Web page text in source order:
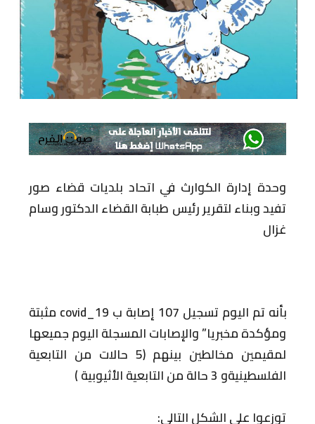
وحدة إدارة الكوارث في اتحاد بلديات قضاء صور
تفيد وبناء لتقرير رئيس طبابة القضاء الدكتور وسام
غزال
بأنه تم اليوم تسجيل 107 إصابة ب covid_19 مثبتة
ومؤكدة مخبريا” والإصابات المسجلة اليوم جميعها
لمقيمين مخالطين بينهم (5 حالات من التابعية
الفلسطينيةو 3 حالة من التابعية الأثيوبية )
توزعوا على الشكل التالي: